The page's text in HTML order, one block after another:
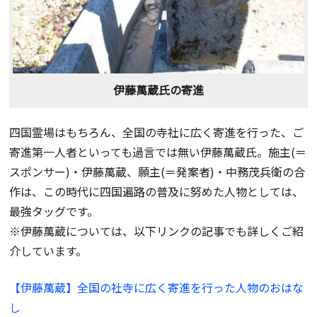
伊藤萬蔵氏の寄進
四国霊場はもちろん、全国の寺社に広く寄進を行った、ご
寄進第一人者といっても過言では無い伊藤萬蔵氏。施主(＝
スポンサー)・伊藤萬蔵、願主(＝発案者)・中務茂兵衛の合
作は、この時代に四国遍路の普及に努めた人物としては、
最強タッグです。
※伊藤萬蔵については、以下リンクの記事でも詳しくご紹
介しています。
【伊藤萬蔵】全国の社寺に広く寄進を行った人物のおはな
し